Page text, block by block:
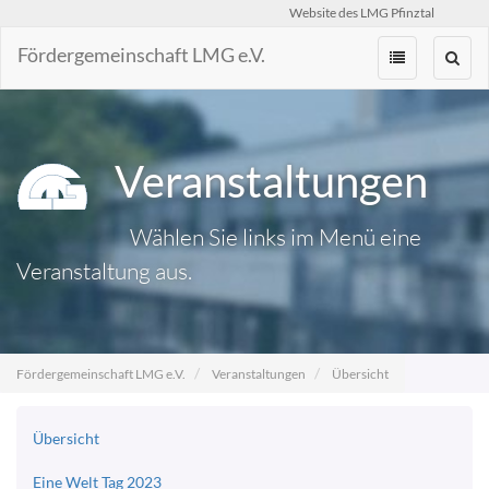
Zum
Website des LMG Pfinztal
Fördergemeinschaft LMG e.V.
Veranstaltungen
Wählen Sie links im Menü eine
Veranstaltung aus.
Fördergemeinschaft LMG e.V. Veranstaltungen Übersicht
Übersicht
Eine Welt Tag 2023